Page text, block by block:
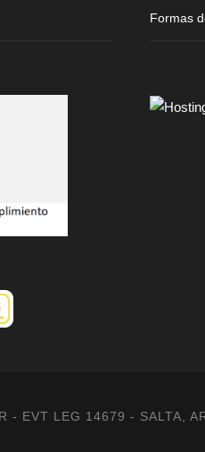
Formas
- EVT LEG 14679 - SALTA,